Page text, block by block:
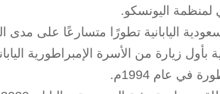
لمنظمة اليونسكو.
اليابانية تطورًا متسارعًا على مدى
في عام 1994م.